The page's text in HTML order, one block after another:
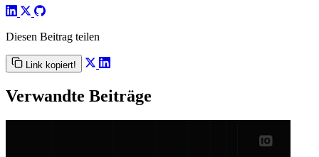
Diesen Beitrag teilen
Link kopiert!
Verwandte Beiträge